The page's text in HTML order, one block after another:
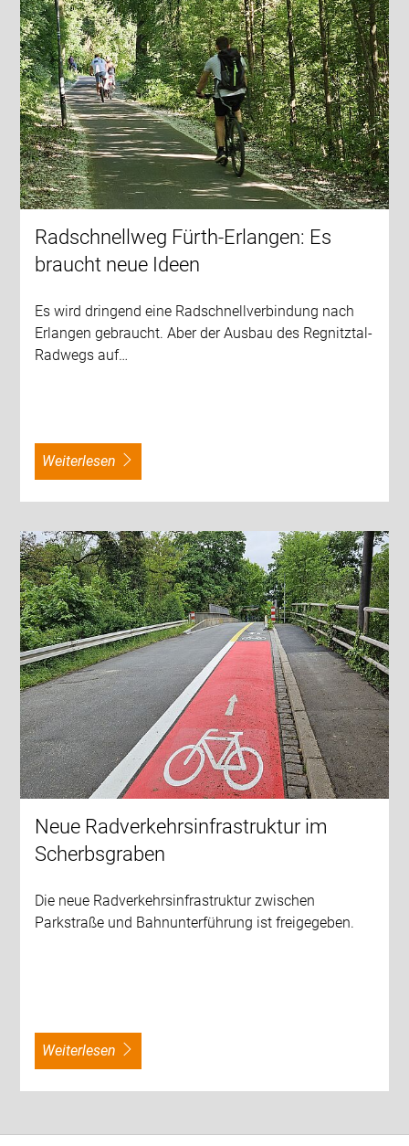
Radschnellweg Fürth-Erlangen: Es
braucht neue Ideen
Es wird dringend eine Radschnellverbindung nach
Erlangen gebraucht. Aber der Ausbau des Regnitztal-
Radwegs auf…
weiterlesen
Neue Radverkehrsinfrastruktur im
Scherbsgraben
Die neue Radverkehrsinfrastruktur zwischen
Parkstraße und Bahnunterführung ist freigegeben.
weiterlesen